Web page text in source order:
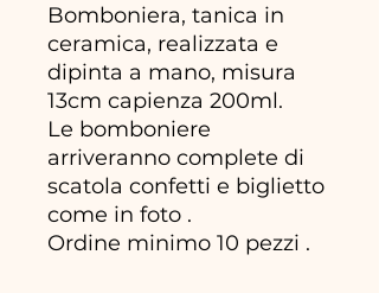
Bomboniera, tanica in
ceramica, realizzata e
dipinta a mano, misura
13cm capienza 200ml.
Le bomboniere
arriveranno complete di
scatola confetti e biglietto
come in foto .
Ordine minimo 10 pezzi .